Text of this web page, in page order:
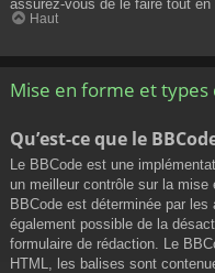
assurez-vous de le faire tout
Haut
Mise en forme et types
Qu’est-ce que le
Le BBCode est une
un meilleur contrôle sur la mise
BBCode est déterminée par
également possible de la
formulaire de rédaction. Le
HTML, les balises sont